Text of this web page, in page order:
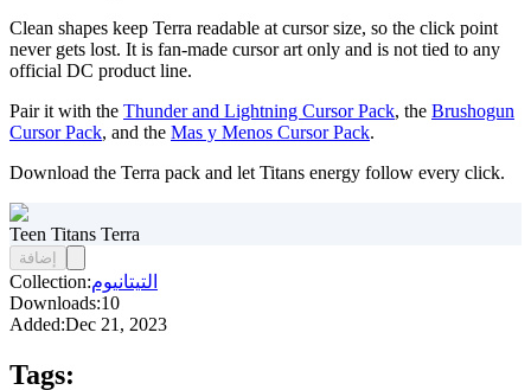
Clean shapes keep Terra readable at cursor size, so the click point
never gets lost. It is fan-made cursor art only and is not tied to any
official DC product line.
Pair it with the Thunder and Lightning Cursor Pack, the Brushogun
Cursor Pack, and the Mas y Menos Cursor Pack.
Download the Terra pack and let Titans energy follow every click.
Teen Titans Terra
إضافة
Collection:التيتانيوم
Downloads:10
Added:Dec 21, 2023
Tags: